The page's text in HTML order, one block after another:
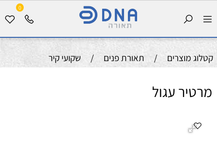
0
קטלוג מוצרים / תאורת פנים / שקועי קיר
מרטיר עגול